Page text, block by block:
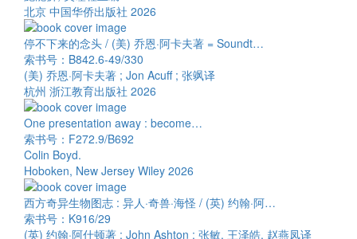
北京 中国华侨出版社 2026
停不下来的念头 / (美) 乔恩·阿卡夫著 = Soundt…
索书号：B842.6-49/330
(美) 乔恩·阿卡夫著 ; Jon Acuff ; 张飒译
杭州 浙江教育出版社 2026
One presentation away : become…
索书号：F272.9/B692
Colin Boyd.
Hoboken, New Jersey Wiley 2026
西方奇异生物图志 : 异人·奇兽·海怪 / (英) 约翰·阿…
索书号：K916/29
(英) 约翰·阿什顿著 ; John Ashton ; 张敏, 王泽皓, 赵燕凤译